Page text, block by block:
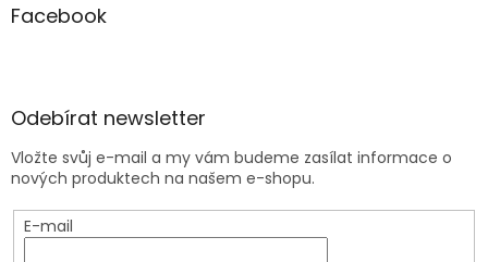
Facebook
Odebírat newsletter
Vložte svůj e-mail a my vám budeme zasílat informace o
nových produktech na našem e-shopu.
E-mail